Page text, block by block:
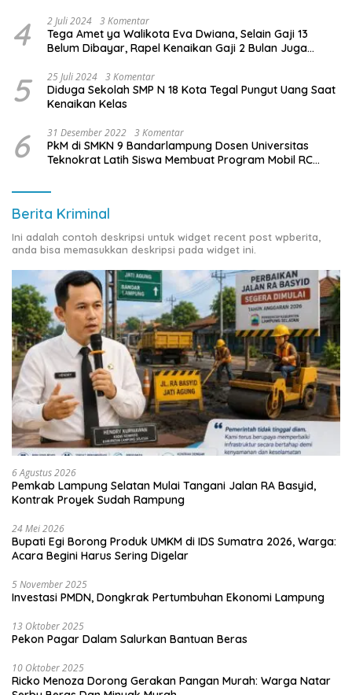
4 2 Juli 2024 3 Komentar
Tega Amet ya Walikota Eva Dwiana, Selain Gaji 13
Belum Dibayar, Rapel Kenaikan Gaji 2 Bulan Juga
5 25 Juli 2024 3 Komentar
Diduga Sekolah SMP N 18 Kota Tegal Pungut Uang Saat
Kenaikan Kelas
6 31 Desember 2022 3 Komentar
PkM di SMKN 9 Bandarlampung Dosen Universitas
Teknokrat Latih Siswa Membuat Program Mobil RC
Berita Kriminal
Ini adalah contoh deskripsi untuk widget recent post wpberita,
anda bisa memasukkan deskripsi pada widget ini.
6 Agustus 2026
Pemkab Lampung Selatan Mulai Tangani Jalan RA Basyid,
Kontrak Proyek Sudah Rampung
24 Mei 2026
Bupati Egi Borong Produk UMKM di IDS Sumatra 2026, Warga:
Acara Begini Harus Sering Digelar
5 November 2025
Investasi PMDN, Dongkrak Pertumbuhan Ekonomi Lampung
13 Oktober 2025
Pekon Pagar Dalam Salurkan Bantuan Beras
10 Oktober 2025
Ricko Menoza Dorong Gerakan Pangan Murah: Warga Natar